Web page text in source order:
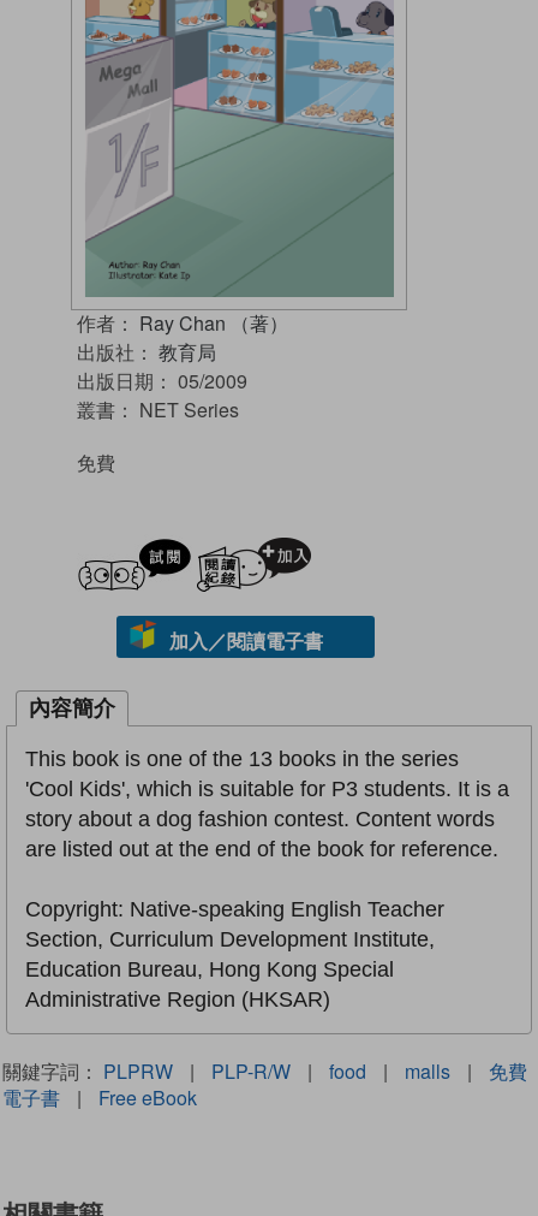
作者： Ray Chan （著）
出版社： 教育局
出版日期： 05/2009
叢書： NET Series
免費
試閲
加入／閱讀電子書
內容簡介
This book is one of the 13 books in the series
'Cool Kids', which is suitable for P3 students. It is a
story about a dog fashion contest. Content words
are listed out at the end of the book for reference.
Copyright: Native-speaking English Teacher
Section, Curriculum Development Institute,
Education Bureau, Hong Kong Special
Administrative Region (HKSAR)
關鍵字詞： PLPRW | PLP-R/W | food | malls |
免費
電子書
| Free eBook